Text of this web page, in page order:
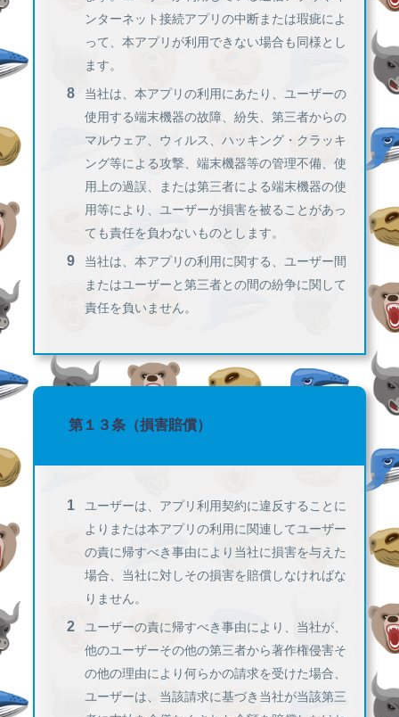
ンターネット接続アプリの中断または瑕疵によ
って、本アプリが利用できない場合も同様とし
ます。
当社は、本アプリの利用にあたり、ユーザーの
使用する端末機器の故障、紛失、第三者からの
マルウェア、ウィルス、ハッキング・クラッキ
ング等による攻撃、端末機器等の管理不備、使
用上の過誤、または第三者による端末機器の使
用等により、ユーザーが損害を被ることがあっ
ても責任を負わないものとします。
当社は、本アプリの利用に関する、ユーザー間
またはユーザーと第三者との間の紛争に関して
責任を負いません。
第１３条（損害賠償）
ユーザーは、アプリ利用契約に違反することに
よりまたは本アプリの利用に関連してユーザー
の責に帰すべき事由により当社に損害を与えた
場合、当社に対しその損害を賠償しなければな
りません。
ユーザーの責に帰すべき事由により、当社が、
他のユーザーその他の第三者から著作権侵害そ
の他の理由により何らかの請求を受けた場合、
ユーザーは、当該請求に基づき当社が当該第三